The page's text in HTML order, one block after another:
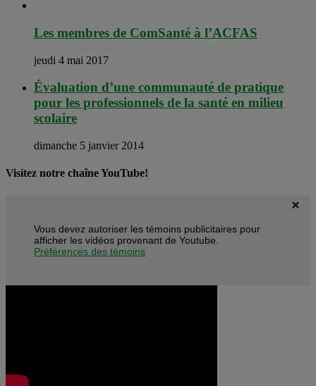
Les membres de ComSanté à l’ACFAS
jeudi 4 mai 2017
Évaluation d’une communauté de pratique
pour les professionnels de la santé en milieu
scolaire
dimanche 5 janvier 2014
Visitez notre chaîne YouTube!
Vous devez autoriser les témoins publicitaires pour
afficher les vidéos provenant de Youtube.
Préférences des témoins